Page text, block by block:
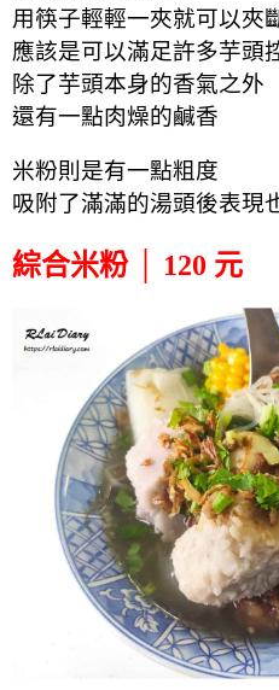
用筷子輕輕一夾就可以夾
應該是可以滿足許多芋頭
除了芋頭本身的香氣之外
還有一點肉燥的鹹香
米粉則是有一點粗度
吸附了滿滿的湯頭後表現
綜合米粉 │ 120 元